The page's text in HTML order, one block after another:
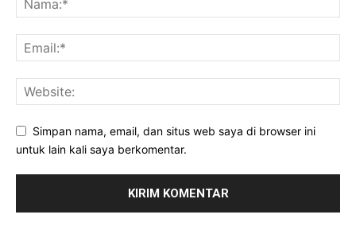
Simpan nama, email, dan situs web saya di browser ini
untuk lain kali saya berkomentar.